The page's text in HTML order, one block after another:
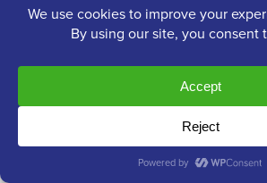
Einfachheit und Zuverlässigkeit wie
Telefonsystem bieten könnte.
Einer der größten Vorteile ist, dass
als einige andere Top-Anbieter,
grundlegende Bedürfnisse. Sein
Telefonsystembietet immer noch alle
Anruffunktionen, die Sie erwarten